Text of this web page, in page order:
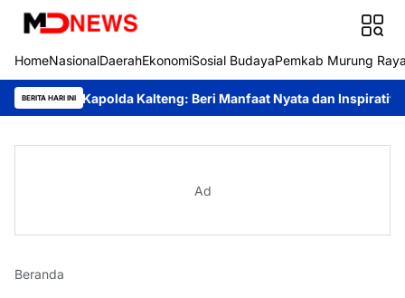
HomeNasionalDaerahEkonomiSosial BudayaPemkab Murung
BERITA HARI INI
Kapolda Kalteng: Beri Manfaat Nyata dan Inspiratif Bagi Siswa
Ad
Beranda